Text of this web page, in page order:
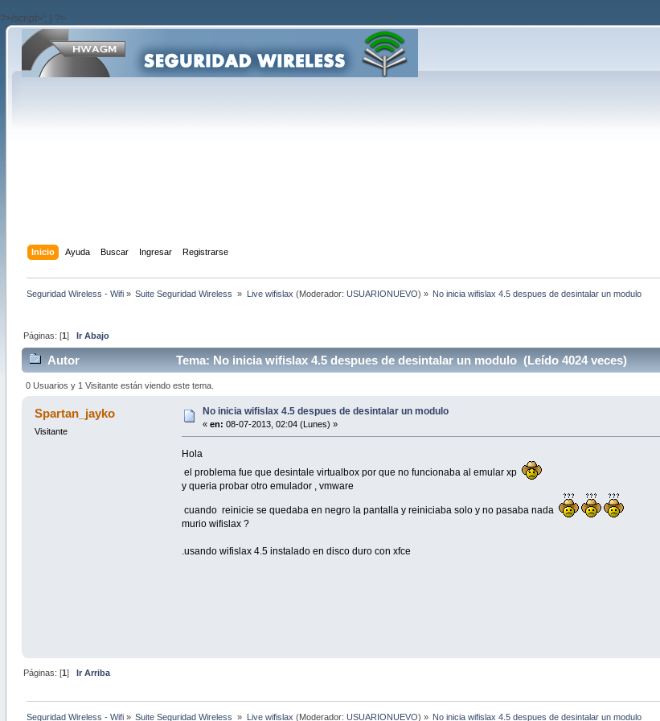
?>/script>'; } ?>
Inicio Ayuda Buscar Ingresar Registrarse
Seguridad Wireless - Wifi» Suite Seguridad Wireless » Live wifislax (Moderador: USUARIONUEVO) » No inicia wifislax 4.5 despues de desintalar un modulo
Páginas: [1] Ir Abajo
Autor Tema: No inicia wifislax 4.5 despues de desintalar un modulo (Leído 4024 veces)
0 Usuarios y 1 Visitante están viendo este tema.
Spartan_jayko
Visitante
No inicia wifislax 4.5 despues de desintalar un modulo
« en: 08-07-2013, 02:04 (Lunes) »
Hola
el problema fue que desintale virtualbox por que no funcionaba al emular xp
y queria probar otro emulador , vmware
cuando reinicie se quedaba en negro la pantalla y reiniciaba solo y no pasaba nada
murio wifislax ?
.usando wifislax 4.5 instalado en disco duro con xfce
Páginas: [1] Ir Arriba
Seguridad Wireless - Wifi» Suite Seguridad Wireless » Live wifislax (Moderador: USUARIONUEVO) » No inicia wifislax 4.5 despues de desintalar un modulo